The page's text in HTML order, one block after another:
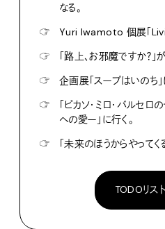
なる。
☞
Yuri Iwamoto 個展「
☞
「路上、お邪魔ですか？」
☞
企画展「スープはいのち」
☞
「ピカソ・ミロ・バルセロ
への愛ー」に行く。
☞
「未来のほうからやってくる
TODOリス